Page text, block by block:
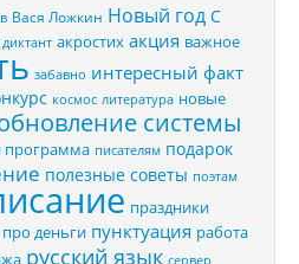
Вася Ложкин Новый год С
акростих акция важное
забавно интересный факт
космос литература новые
системы
программа писателям подарок
полезные советы поэтам
праздники
про деньги пунктуация работа
русский язык сервер